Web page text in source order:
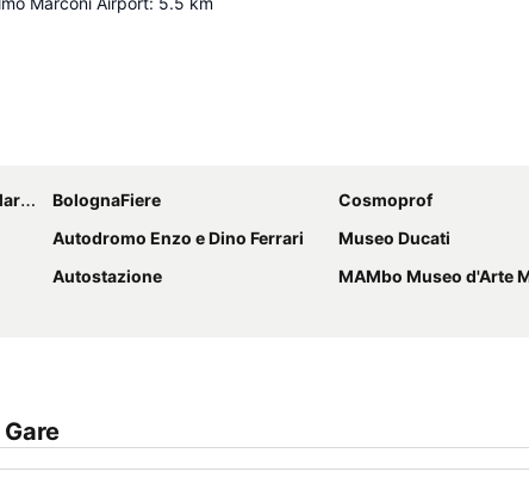
BolognaFiere
Cosmoprof
Autodromo Enzo e Dino Ferrari
Museo Ducati
Autostazione
MAMbo Museo d'Arte Moderna